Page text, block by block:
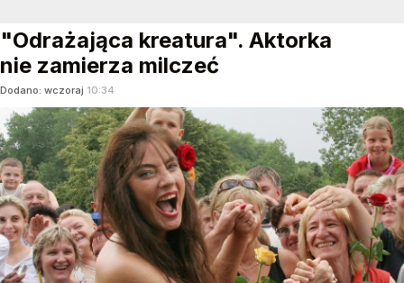
"Odrażająca kreatura". Aktorka
nie zamierza milczeć
Dodano: wczoraj 10:34